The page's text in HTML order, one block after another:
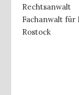
Rechtsanwalt
Fachanwalt
Rostock